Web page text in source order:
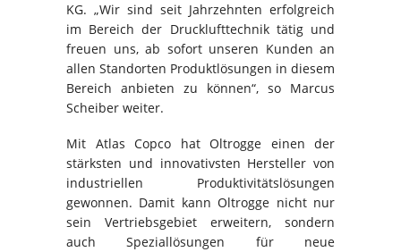
KG. „Wir sind seit Jahrzehnten erfolgreich
im Bereich der Drucklufttechnik tätig und
freuen uns, ab sofort unseren Kunden an
allen Standorten Produktlösungen in diesem
Bereich anbieten zu können“, so Marcus
Scheiber weiter.
Mit Atlas Copco hat Oltrogge einen der
stärksten und innovativsten Hersteller von
industriellen Produktivitätslösungen
gewonnen. Damit kann Oltrogge nicht nur
sein Vertriebsgebiet erweitern, sondern
auch Speziallösungen für neue